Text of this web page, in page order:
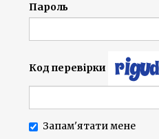
Пароль
Код перевірки
Запам'ятати мене